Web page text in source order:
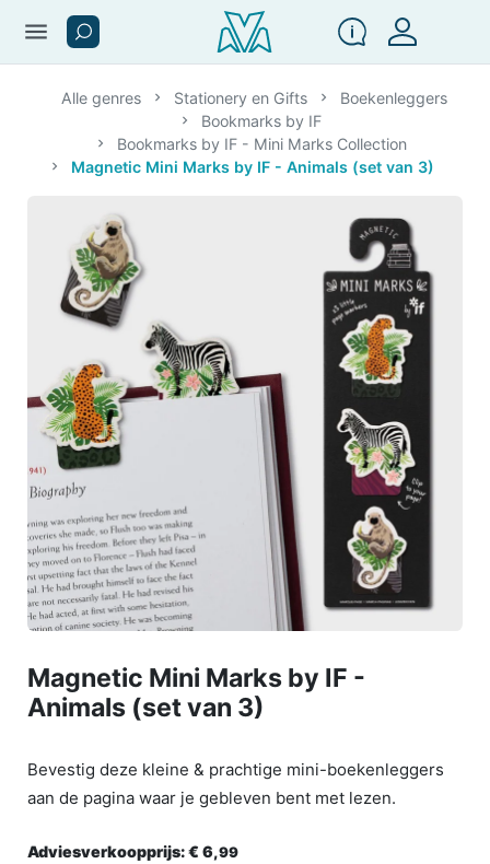
menu
Alle genres Stationery en Gifts
Boekenleggers
Bookmarks by IF
Bookmarks by IF - Mini Marks Collection
Magnetic Mini Marks by IF - Animals (set van 3)
Magnetic Mini Marks by IF -
Animals (set van 3)
Bevestig deze kleine & prachtige mini-boekenleggers
aan de pagina waar je gebleven bent met lezen.
Adviesverkoopprijs:€ 6,99